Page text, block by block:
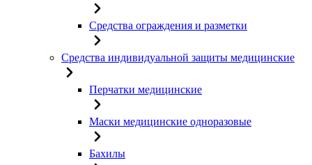
Средства ограждения и разметки
Средства индивидуальной защиты медицинские
Перчатки медицинские
Маски медицинские одноразовые
Бахилы